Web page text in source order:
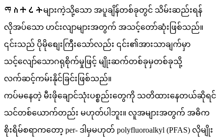
ማስተረትများကဲ့သို့သော အပူချိန်တစ်ခုတွင် သိမ်းဆည်းရန်
လိုအပ်သော ဟင်းလျာများအတွက် အသင့်တော်ဆုံးဖြစ်သည်။
၎င်းသည် ပိုမိုစျေးကြီးသော်လည်း ၎င်း၏အားသာချက်မှာ
သင့်လျော်သောဂရုစိုက်မှုဖြင့် မျိုးဆက်တစ်ခုမှတစ်ခုသို့
လက်ဆင့်ကမ်းနိုင်ခြင်းဖြစ်သည်။
ကပ်မနေတဲ့ မီးဖိုချောင်သုံးပစ္စည်းတွေကို သတိထားနေတယ်ဆိုရင်
သင်တစ်ယောက်တည်း မဟုတ်ပါဘူး။ လူအများအတွက် အဓိက
စိုးရိမ်စရာကတော့ per- ဒါမှမဟုတ် polyfluoroalkyl (PFAS) လိုမျိုး